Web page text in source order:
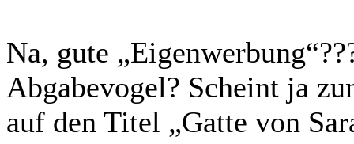
Na, gute
Abgabevogel? Scheint ja
auf den Titel „Gatte von